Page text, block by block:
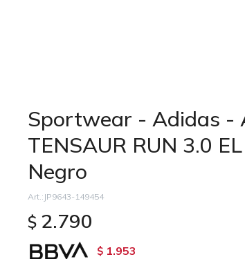
Sportwear - Adidas -
TENSAUR RUN 3.0
Negro
JP9643-149454
$ 2.790
$ 1.953